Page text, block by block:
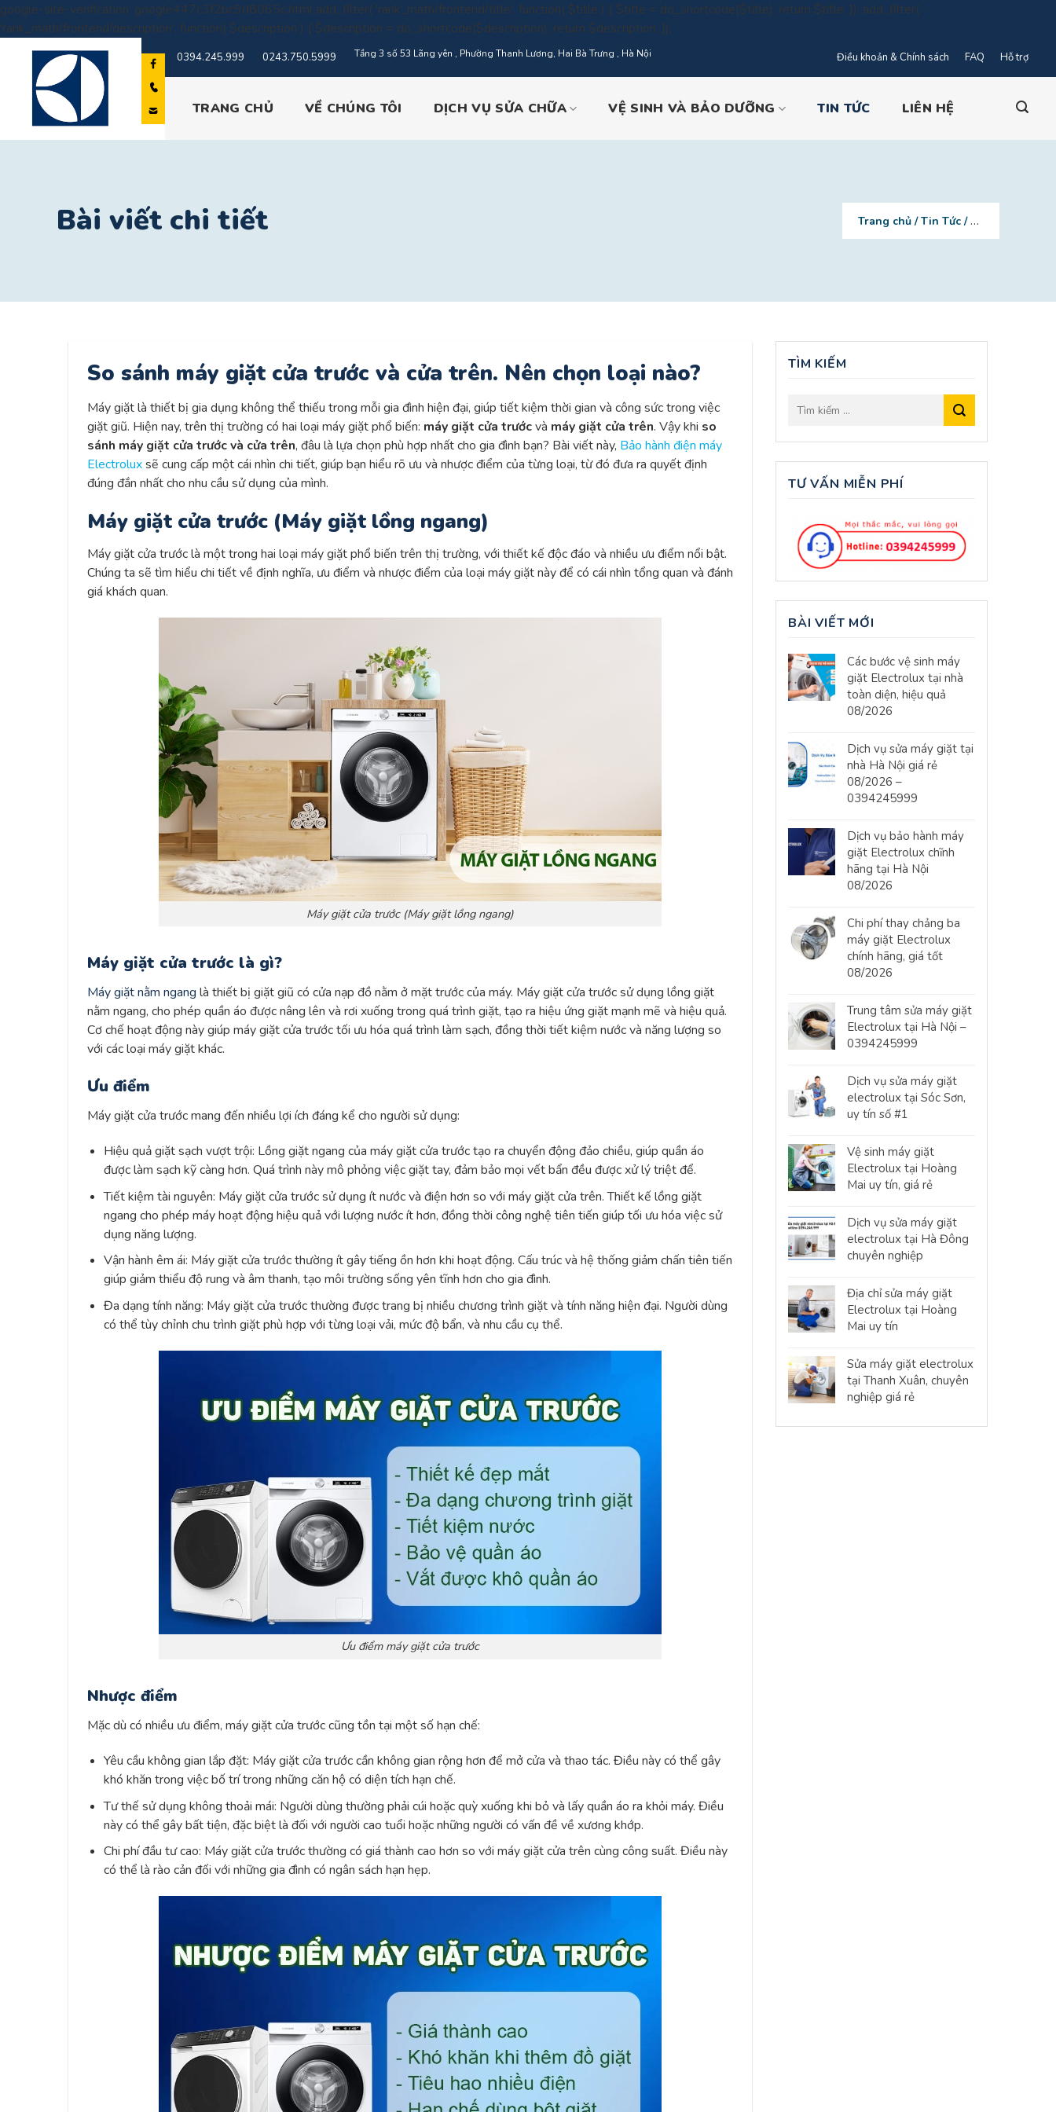
google-site-verification: google447c3f2bc9d8065c.html add_filter( 'rank_math/frontend/title', function( $title ) { $title = do_shortcode($title); return $title; }); add_filter(
'rank_math/frontend/description', function( $description ) { $description = do_shortcode($description); return $description; });
0394.245.999 0243.750.5999 Tầng 3 số 53 Lãng yên , Phường Thanh Lương, Hai Bà Trưng , Hà Nội Điều khoản & Chính sách FAQ Hỗ trợ
TRANG CHỦ VỀ CHÚNG TÔI DỊCH VỤ SỬA CHỮA VỆ SINH VÀ BẢO DƯỠNG TIN TỨC LIÊN HỆ
Bài viết chi tiết Trang chủ /Tin Tức /So sánh máy
So sánh máy giặt cửa trước và cửa trên. Nên chọn loại nào?
Máy giặt là thiết bị gia dụng không thể thiếu trong mỗi gia đình hiện đại, giúp tiết kiệm thời gian và công sức trong việc
giặt giũ. Hiện nay, trên thị trường có hai loại máy giặt phổ biến: máy giặt cửa trướcvà máy giặt cửa trên. Vậy khi so
sánh máy giặt cửa trước và cửa trên, đâu là lựa chọn phù hợp nhất cho gia đình bạn? Bài viết này, Bảo hành điện máy
Electroluxsẽ cung cấp một cái nhìn chi tiết, giúp bạn hiểu rõ ưu và nhược điểm của từng loại, từ đó đưa ra quyết định
đúng đắn nhất cho nhu cầu sử dụng của mình.
Máy giặt cửa trước (Máy giặt lồng ngang)
Máy giặt cửa trước là một trong hai loại máy giặt phổ biến trên thị trường, với thiết kế độc đáo và nhiều ưu điểm nổi bật.
Chúng ta sẽ tìm hiểu chi tiết về định nghĩa, ưu điểm và nhược điểm của loại máy giặt này để có cái nhìn tổng quan và đánh
giá khách quan.
Máy giặt cửa trước (Máy giặt lồng ngang)
Máy giặt cửa trước là gì?
Máy giặt nằm ngang là thiết bị giặt giũ có cửa nạp đồ nằm ở mặt trước của máy. Máy giặt cửa trước sử dụng lồng giặt
nằm ngang, cho phép quần áo được nâng lên và rơi xuống trong quá trình giặt, tạo ra hiệu ứng giặt mạnh mẽ và hiệu quả.
Cơ chế hoạt động này giúp máy giặt cửa trước tối ưu hóa quá trình làm sạch, đồng thời tiết kiệm nước và năng lượng so
với các loại máy giặt khác.
Ưu điểm
Máy giặt cửa trước mang đến nhiều lợi ích đáng kể cho người sử dụng:
Hiệu quả giặt sạch vượt trội: Lồng giặt ngang của máy giặt cửa trước tạo ra chuyển động đảo chiều, giúp quần áo
được làm sạch kỹ càng hơn. Quá trình này mô phỏng việc giặt tay, đảm bảo mọi vết bẩn đều được xử lý triệt để.
Tiết kiệm tài nguyên: Máy giặt cửa trước sử dụng ít nước và điện hơn so với máy giặt cửa trên. Thiết kế lồng giặt
ngang cho phép máy hoạt động hiệu quả với lượng nước ít hơn, đồng thời công nghệ tiên tiến giúp tối ưu hóa việc sử
dụng năng lượng.
Vận hành êm ái: Máy giặt cửa trước thường ít gây tiếng ồn hơn khi hoạt động. Cấu trúc và hệ thống giảm chấn tiên tiến
giúp giảm thiểu độ rung và âm thanh, tạo môi trường sống yên tĩnh hơn cho gia đình.
Đa dạng tính năng: Máy giặt cửa trước thường được trang bị nhiều chương trình giặt và tính năng hiện đại. Người dùng
có thể tùy chỉnh chu trình giặt phù hợp với từng loại vải, mức độ bẩn, và nhu cầu cụ thể.
Ưu điểm máy giặt cửa trước
Nhược điểm
Mặc dù có nhiều ưu điểm, máy giặt cửa trước cũng tồn tại một số hạn chế:
Yêu cầu không gian lắp đặt: Máy giặt cửa trước cần không gian rộng hơn để mở cửa và thao tác. Điều này có thể gây
khó khăn trong việc bố trí trong những căn hộ có diện tích hạn chế.
Tư thế sử dụng không thoải mái: Người dùng thường phải cúi hoặc quỳ xuống khi bỏ và lấy quần áo ra khỏi máy. Điều
này có thể gây bất tiện, đặc biệt là đối với người cao tuổi hoặc những người có vấn đề về xương khớp.
Chi phí đầu tư cao: Máy giặt cửa trước thường có giá thành cao hơn so với máy giặt cửa trên cùng công suất. Điều này
có thể là rào cản đối với những gia đình có ngân sách hạn hẹp.
TÌM KIẾM
TƯ VẤN MIỄN PHÍ
BÀI VIẾT MỚI
Các bước vệ sinh máy
giặt Electrolux tại nhà
toàn diện, hiệu quả
08/2026
Dịch vụ sửa máy giặt tại
nhà Hà Nội giá rẻ
08/2026 –
0394245999
Dịch vụ bảo hành máy
giặt Electrolux chĩnh
hãng tại Hà Nội
08/2026
Chi phí thay chảng ba
máy giặt Electrolux
chính hãng, giá tốt
08/2026
Trung tâm sửa máy giặt
Electrolux tại Hà Nội –
0394245999
Dịch vụ sửa máy giặt
electrolux tại Sóc Sơn,
uy tín số #1
Vệ sinh máy giặt
Electrolux tại Hoàng
Mai uy tín, giá rẻ
Dịch vụ sửa máy giặt
electrolux tại Hà Đông
chuyên nghiệp
Địa chỉ sửa máy giặt
Electrolux tại Hoàng
Mai uy tín
Sửa máy giặt electrolux
tại Thanh Xuân, chuyên
nghiệp giá rẻ